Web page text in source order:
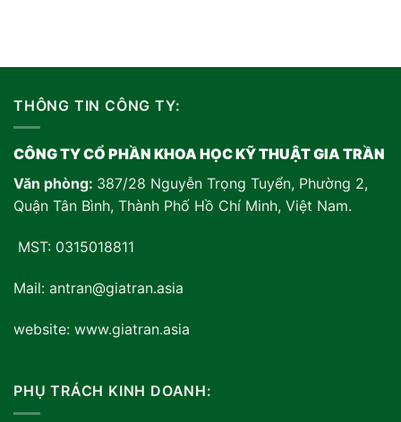
THÔNG TIN CÔNG TY:
CÔNG TY CỔ PHẦN KHOA HỌC KỸ THUẬT GIA TRẦN
Văn phòng: 387/28 Nguyễn Trọng Tuyển, Phường 2,
Quận Tân Bình, Thành Phố Hồ Chí Minh, Việt Nam.
MST: 0315018811
Mail: antran@giatran.asia
website: www.giatran.asia
PHỤ TRÁCH KINH DOANH: